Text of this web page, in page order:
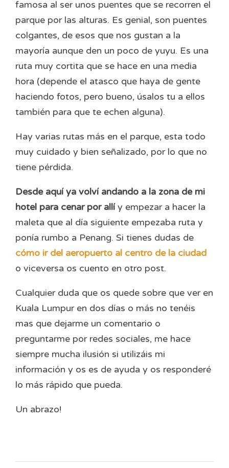
famosa al ser unos puentes que se recorren el
parque por las alturas. Es genial, son puentes
colgantes, de esos que nos gustan a la
mayoría aunque den un poco de yuyu. Es una
ruta muy cortita que se hace en una media
hora (depende el atasco que haya de gente
haciendo fotos, pero bueno, úsalos tu a ellos
también para que te echen alguna).
Hay varias rutas más en el parque, esta todo
muy cuidado y bien señalizado, por lo que no
tiene pérdida.
Desde aquí ya volví andando a la zona de mi
hotel para cenar por allíy empezar a hacer la
maleta que al día siguiente empezaba ruta y
ponía rumbo a Penang. Si tienes dudas de
cómo ir del aeropuerto al centro de la ciudad
o viceversa os cuento en otro post.
Cualquier duda que os quede sobre que ver en
Kuala Lumpur en dos días o más no tenéis
mas que dejarme un comentario o
preguntarme por redes sociales, me hace
siempre mucha ilusión si utilizáis mi
información y os es de ayuda y os responderé
lo más rápido que pueda.
Un abrazo!